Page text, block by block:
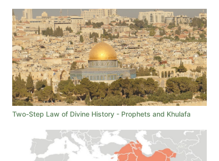
Two-Step Law of Divine History - Prophets and Khulafa